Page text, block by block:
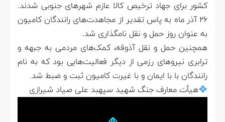
کشور برای جهاد ترخیص کالا عازم شهرهای جنوبی شدند.
۲۶ آذر ماه به پاس تقدیر از مجاهدت‌های رانندگان کامیون
به عنوان روز حمل و نقل نامگذاری شد.
همچنین حمل و نقل آذوقه، کمک‌های مردمی به جبهه و
ترابری نیروهای رزمی از دیگر فعالیت‌هایی بود که به نام
رانندگان با با ایمان و با غیرت کامیون ثبت و ضبط شد.
هیأت معارف جنگ شهید سپهبد علی صیاد شیرازی